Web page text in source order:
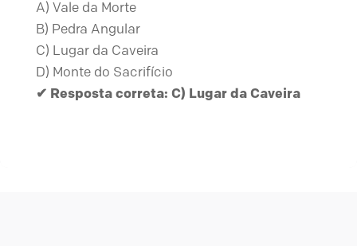
A) Vale da Morte
B) Pedra Angular
C) Lugar da Caveira
D) Monte do Sacrifício
✔ Resposta correta: C) Lugar da Caveira